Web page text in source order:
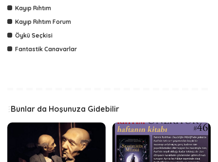
Kayıp Rıhtım
Kayıp Rıhtım Forum
Öykü Seçkisi
Fantastik Canavarlar
Bunlar da Hoşunuza Gidebilir